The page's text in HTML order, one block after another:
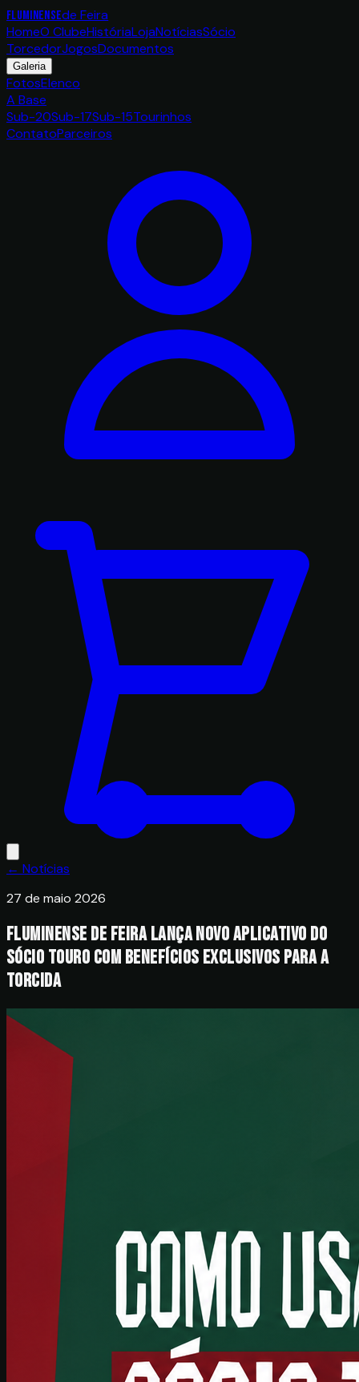
FLUMINENSEde Feira
HomeO ClubeHistóriaLojaNotíciasSócio
TorcedorJogosDocumentos
Galeria
FotosElenco
A Base
Sub-20Sub-17Sub-15Tourinhos
ContatoParceiros
← Notícias
27 de maio 2026
Fluminense de Feira lança novo aplicativo do
Sócio Touro com benefícios exclusivos para a
torcida